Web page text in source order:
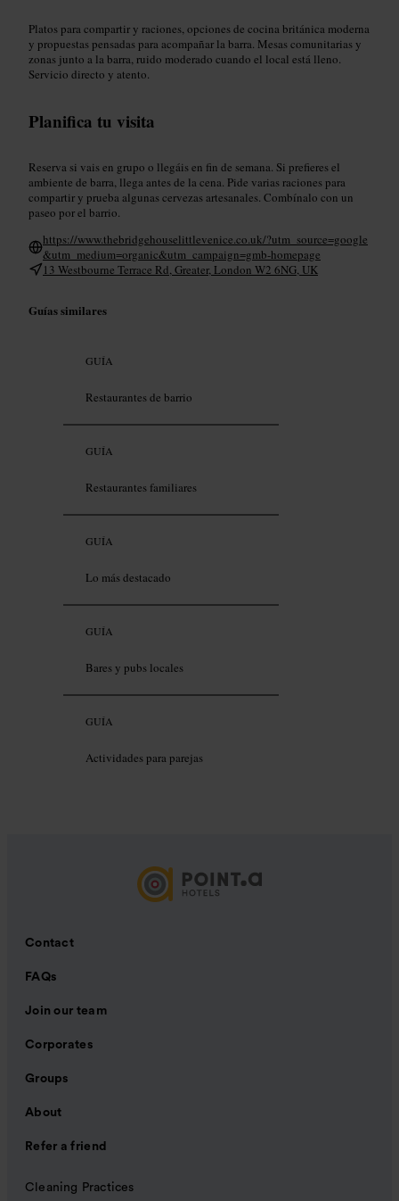
Platos para compartir y raciones, opciones de cocina británica moderna
y propuestas pensadas para acompañar la barra. Mesas comunitarias y
zonas junto a la barra, ruido moderado cuando el local está lleno.
Servicio directo y atento.
Planifica tu visita
Reserva si vais en grupo o llegáis en fin de semana. Si prefieres el
ambiente de barra, llega antes de la cena. Pide varias raciones para
compartir y prueba algunas cervezas artesanales. Combínalo con un
paseo por el barrio.
https://www.thebridgehouselittlevenice.co.uk/?utm_source=google
&utm_medium=organic&utm_campaign=gmb-homepage
13 Westbourne Terrace Rd, Greater, London W2 6NG, UK
Guías similares
GUÍA
Restaurantes de barrio
GUÍA
Restaurantes familiares
GUÍA
Lo más destacado
GUÍA
Bares y pubs locales
GUÍA
Actividades para parejas
Contact
FAQs
Join our team
Corporates
Groups
About
Refer a friend
Cleaning Practices